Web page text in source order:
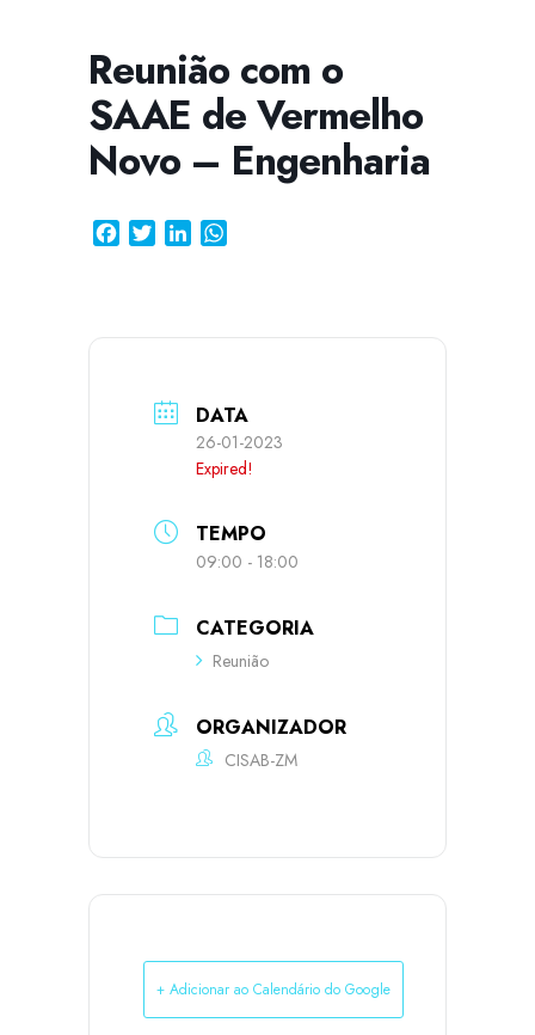
Reunião com o
SAAE de Vermelho
Novo – Engenharia
FacebookTwitterLinkedIn
DATA
26-01-2023
Expired!
TEMPO
09:00 - 18:00
CATEGORIA
Reunião
ORGANIZADOR
CISAB-ZM
+ Adicionar ao Calendário do Google
CISSA
Assistente Virtual do CISAB